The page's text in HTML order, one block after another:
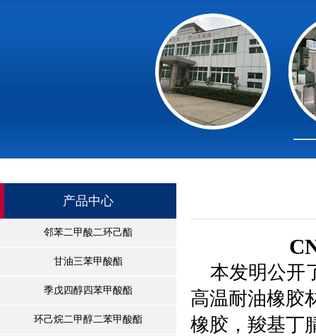
产品中心
邻苯二甲酸二环己酯
甘油三苯甲酸酯
季戊四醇四苯甲酸酯
环己烷二甲醇二苯甲酸酯
本发明公开
高温耐油橡胶
橡胶，羧基丁